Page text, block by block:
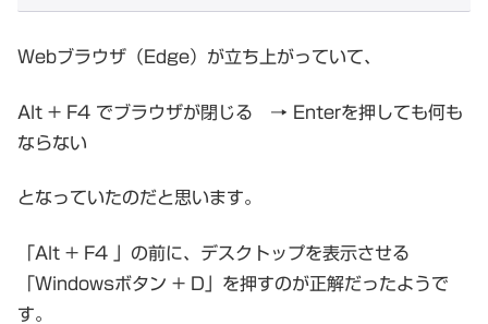
Webブラウザ（Edge）が立ち上がっていて、
Alt + F4 でブラウザが閉じる → Enterを押しても何も
ならない
となっていたのだと思います。
「Alt + F4 」の前に、デスクトップを表示させる
「Windowsボタン + D」を押すのが正解だったようで
す。